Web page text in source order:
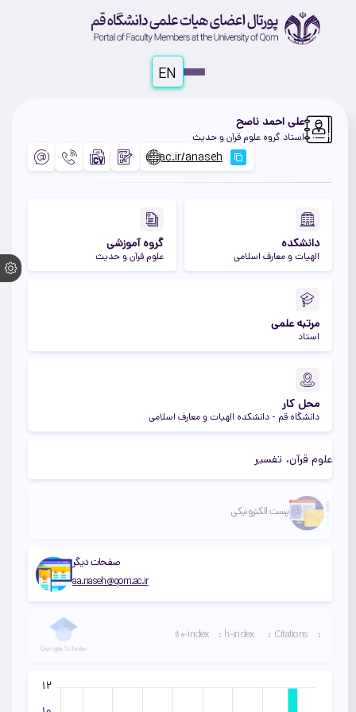
EN
علی احمد ناصح
استاد گروه علوم قرآن و حدیث
دانشکده
الهیات و معارف اسلامی
گروه آموزشی
علوم قرآن و حدیث
مرتبه علمی
استاد
محل کار
دانشگاه قم - دانشکده الهیات و معارف اسلامی
علوم قرآن تفسیر
پست الکترونیکی
لینک دوم
لینک سوم
صفحات دیگر
aa.naseh@qom.ac.ir
Citations :
h-index :
i10-index :